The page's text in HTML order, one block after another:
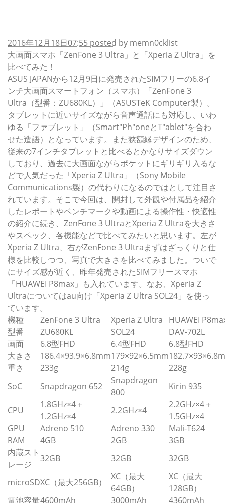
2016年12月18日07:55 posted by memn0cklist
大画面スマホ「ZenFone 3 Ultra」と「Xperia Z Ultra」を
比べてみた！
ASUS JAPANから12月9日に発売されたSIMフリーの6.8イ
ンチ大画面スマートフォン（スマホ）「ZenFone 3
Ultra（型番：ZU680KL）」（ASUSTeK Computer製）。
タブレットに近いサイズながら音声通話にも対応し、いわ
ゆる「ファブレット」（Smart"Ph"oneとT"ablet"を合わ
せた造語）となっています。また狭額縁デザインのため、
従来の7インチタブレットと比べるとかなりサイズダウン
しており、過去に大画面ながらポケットにギリギリ入るな
どで人気だった「Xperia Z Ultra」（Sony Mobile
Communications製）の代わりになるのではとして注目さ
れています。そこで今回は、開封して外観や付属品を紹介
したレポートやベンチマークや動画による操作性・快適性
の紹介に続き、ZenFone 3 UltraとXperia Z Ultraを大きさ
やスペック、各機能などで比べてみたいと思います。左が
Xperia Z Ultra、右がZenFone 3 Ultraまずはざっくりと仕
様を比較しつつ、写真で大きさを比べてみました。ついで
にサイズ感が近く、昨年発売されたSIMフリースマホ
「HUAWEI P8max」も入れています。なお、Xperia Z
Ultraについてはau向け「Xperia Z Ultra SOL24」を使っ
ています。
機種
ZenFone 3 Ultra Xperia Z Ultra
HUAWEI
型番
ZU680KL SOL24
DAV-702L
画面
6.8型FHD 6.4型FHD
6.8型FHD
大きさ
186.4×93.9×6.8mm179×92×6.5mm
重さ
233g 214g
228g
SoC
Snapdragon 652
Snapdragon
800
Kirin 935
CPU
1.8GHz×4＋
1.2GHz×4
2.2GHz×4
2.2GHz×4＋
1.5GHz×4
GPU
Adreno 510 Adreno 330
Mali-T624
RAM
4GB 2GB
3GB
内蔵スト
レージ
32GB 32GB 32GB
microSDXC（最大256GB）
XC（最大
64GB）
XC（最大
128GB）
電池容量4600mAh 3000mAh
4360mAh